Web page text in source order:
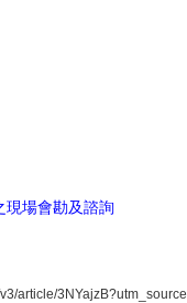
現場會勘及諮詢
article/